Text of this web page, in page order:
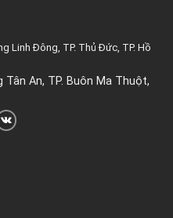
Linh Đông, TP. Thủ Đức, TP. Hồ
Tân An, TP. Buôn Ma Thuột,